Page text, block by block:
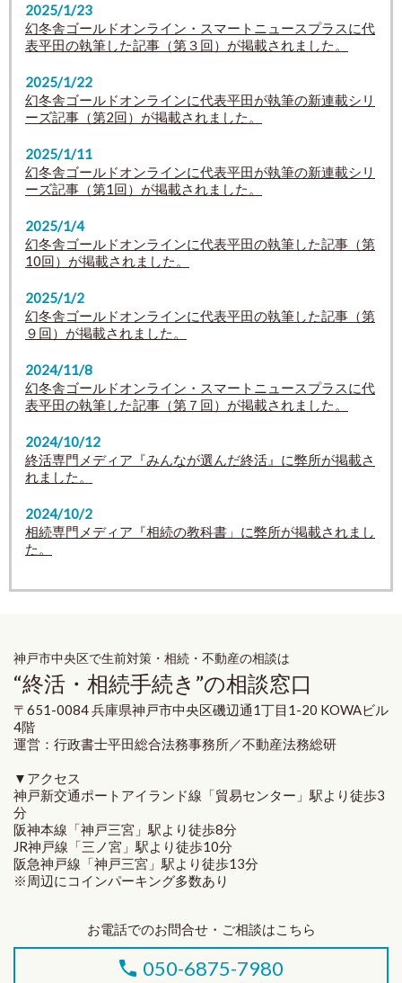
2025/1/23
幻冬舎ゴールドオンライン・スマートニュースプラスに代
表平田の執筆した記事（第３回）が掲載されました。
2025/1/22
幻冬舎ゴールドオンラインに代表平田が執筆の新連載シリ
ーズ記事（第2回）が掲載されました。
2025/1/11
幻冬舎ゴールドオンラインに代表平田が執筆の新連載シリ
ーズ記事（第1回）が掲載されました。
2025/1/4
幻冬舎ゴールドオンラインに代表平田の執筆した記事（第
10回）が掲載されました。
2025/1/2
幻冬舎ゴールドオンラインに代表平田の執筆した記事（第
９回）が掲載されました。
2024/11/8
幻冬舎ゴールドオンライン・スマートニュースプラスに代
表平田の執筆した記事（第７回）が掲載されました。
2024/10/12
終活専門メディア『みんなが選んだ終活』に弊所が掲載さ
れました。
2024/10/2
相続専門メディア『相続の教科書」に弊所が掲載されまし
た。
神戸市中央区で生前対策・相続・不動産の相談は
“終活・相続手続き”の相談窓口
〒651-0084 兵庫県神戸市中央区磯辺通1丁目1-20 KOWAビル
4階
運営：行政書士平田総合法務事務所／不動産法務総研
▼アクセス
神戸新交通ポートアイランド線「貿易センター」駅より徒歩3
分
阪神本線「神戸三宮」駅より徒歩8分
JR神戸線「三ノ宮」駅より徒歩10分
阪急神戸線「神戸三宮」駅より徒歩13分
※周辺にコインパーキング多数あり
お電話でのお問合せ・ご相談はこちら
050-6875-7980